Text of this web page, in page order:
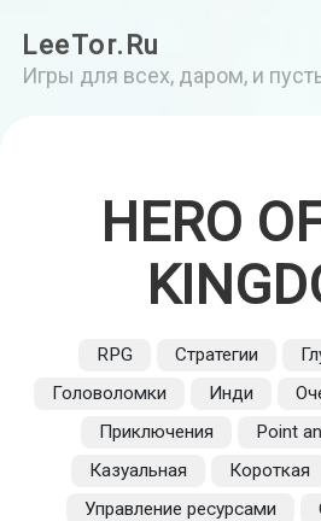
LeeTor.Ru
Игры для всех, даром, и
HERO
RPG Стратегии
Головоломки
Инди
Приключения
Point
Казуальная
Короткая
Управление ресурсами